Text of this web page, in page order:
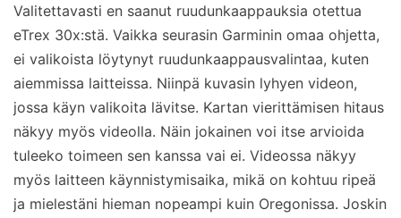
Valitettavasti en saanut ruudunkaappauksia otettua
eTrex 30x:stä. Vaikka seurasin Garminin omaa ohjetta,
ei valikoista löytynyt ruudunkaappausvalintaa, kuten
aiemmissa laitteissa. Niinpä kuvasin lyhyen videon,
jossa käyn valikoita lävitse. Kartan vierittämisen hitaus
näkyy myös videolla. Näin jokainen voi itse arvioida
tuleeko toimeen sen kanssa vai ei. Videossa näkyy
myös laitteen käynnistymisaika, mikä on kohtuu ripeä
ja mielestäni hieman nopeampi kuin Oregonissa. Joskin